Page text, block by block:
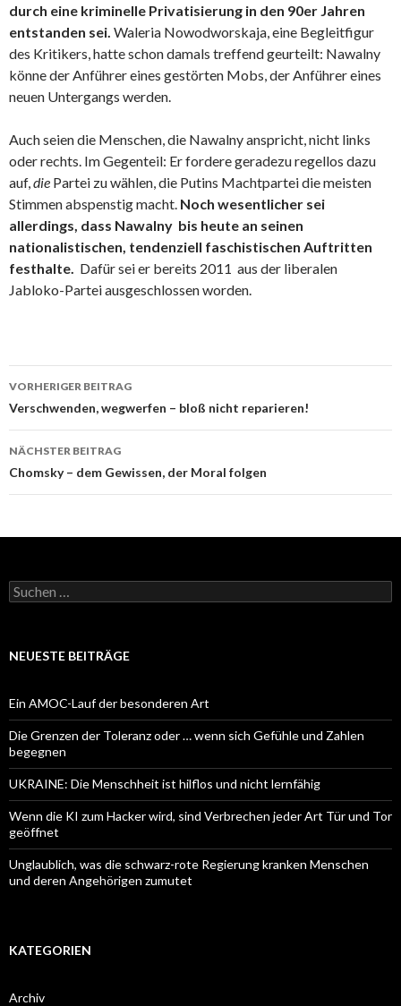
durch eine kriminelle Privatisierung in den 90er Jahren
entstanden sei. Waleria Nowodworskaja, eine Begleitfigur
des Kritikers, hatte schon damals treffend geurteilt: Nawalny
könne der Anführer eines gestörten Mobs, der Anführer eines
neuen Untergangs werden.
Auch seien die Menschen, die Nawalny anspricht, nicht links
oder rechts. Im Gegenteil: Er fordere geradezu regellos dazu
auf, die Partei zu wählen, die Putins Machtpartei die meisten
Stimmen abspenstig macht. Noch wesentlicher sei
allerdings, dass Nawalny bis heute an seinen
nationalistischen, tendenziell faschistischen Auftritten
festhalte. Dafür sei er bereits 2011 aus der liberalen
Jabloko-Partei ausgeschlossen worden.
Beitrags-
Navigation
VORHERIGER BEITRAG
Verschwenden, wegwerfen – bloß nicht reparieren!
NÄCHSTER BEITRAG
Chomsky – dem Gewissen, der Moral folgen
Suchen
nach:
NEUESTE BEITRÄGE
Ein AMOC-Lauf der besonderen Art
Die Grenzen der Toleranz oder … wenn sich Gefühle und Zahlen
begegnen
UKRAINE: Die Menschheit ist hilflos und nicht lernfähig
Wenn die KI zum Hacker wird, sind Verbrechen jeder Art Tür und Tor
geöffnet
Unglaublich, was die schwarz-rote Regierung kranken Menschen
und deren Angehörigen zumutet
KATEGORIEN
Archiv